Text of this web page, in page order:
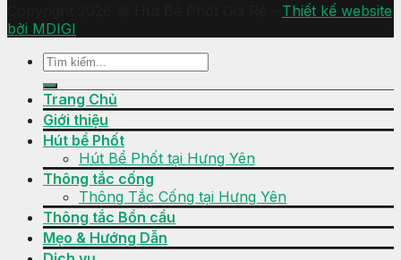
Thiết kế website
bởi MDIGI
Trang Chủ
Giới thiệu
Hút bể Phốt
Hút Bể Phốt tại Hưng Yên
Thông tắc cống
Thông Tắc Cống tại Hưng Yên
Thông tắc Bồn cầu
Mẹo & Hướng Dẫn